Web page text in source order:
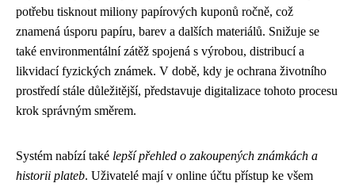
potřebu tisknout miliony papírových kuponů ročně, což
znamená úsporu papíru, barev a dalších materiálů. Snižuje se
také environmentální zátěž spojená s výrobou, distribucí a
likvidací fyzických známek. V době, kdy je ochrana životního
prostředí stále důležitější, představuje digitalizace tohoto procesu
krok správným směrem.
Systém nabízí také lepší přehled o zakoupených známkách a
historii plateb. Uživatelé mají v online účtu přístup ke všem